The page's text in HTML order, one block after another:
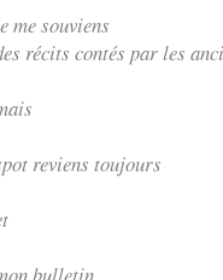
me souviens
récits contés par les
reviens toujours